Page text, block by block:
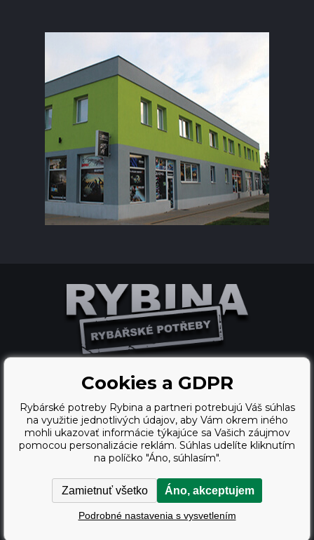
Copyright © 2009 - 2026,
Rybárské potreby Rybina
Ecommerce solutions
BINARGON.cz
webdesign
Vortex Vision.cz
Cookies a GDPR
Rybárské potreby Rybina a partneri potrebujú Váš súhlas
na využitie jednotlivých údajov, aby Vám okrem iného
mohli ukazovať informácie týkajúce sa Vašich záujmov
pomocou personalizácie reklám. Súhlas udelíte kliknutím
na políčko "Áno, súhlasím".
Zamietnuť všetko Áno, akceptujem
Podrobné nastavenia s vysvetlením